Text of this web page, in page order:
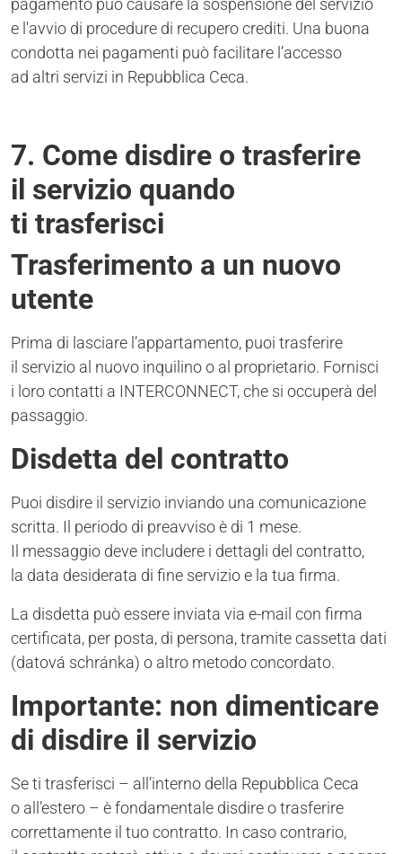
pagamento può causare la sospensione del servizio
e l'avvio di procedure di recupero crediti. Una buona
condotta nei pagamenti può facilitare l’accesso
ad altri servizi in Repubblica Ceca.
7. Come disdire o trasferire
il servizio quando
ti trasferisci
Trasferimento a un nuovo
utente
Prima di lasciare l’appartamento, puoi trasferire
il servizio al nuovo inquilino o al proprietario. Fornisci
i loro contatti a INTERCONNECT, che si occuperà del
passaggio.
Disdetta del contratto
Puoi disdire il servizio inviando una comunicazione
scritta. Il periodo di preavviso è di 1 mese.
Il messaggio deve includere i dettagli del contratto,
la data desiderata di fine servizio e la tua firma.
La disdetta può essere inviata via e-mail con firma
certificata, per posta, di persona, tramite cassetta dati
(datová schránka) o altro metodo concordato.
Importante: non dimenticare
di disdire il servizio
Se ti trasferisci – all’interno della Repubblica Ceca
o all’estero – è fondamentale disdire o trasferire
correttamente il tuo contratto. In caso contrario,